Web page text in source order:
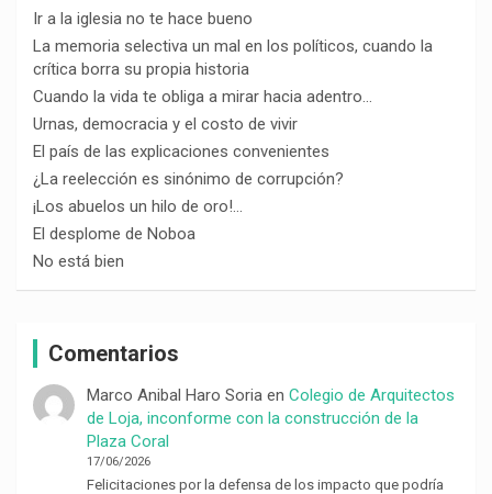
Ir a la iglesia no te hace bueno
La memoria selectiva un mal en los políticos, cuando la
crítica borra su propia historia
Cuando la vida te obliga a mirar hacia adentro…
Urnas, democracia y el costo de vivir
El país de las explicaciones convenientes
¿La reelección es sinónimo de corrupción?
¡Los abuelos un hilo de oro!…
El desplome de Noboa
No está bien
Comentarios
Marco Anibal Haro Soriaen Colegio de Arquitectos
de Loja, inconforme con la construcción de la
Plaza Coral
17/06/2026
Felicitaciones por la defensa de los impacto que podría